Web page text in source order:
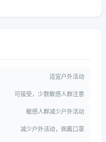
适宜户外活动
可接受，少数敏感人群注意
敏感人群减少户外活动
减少户外活动，佩戴口罩